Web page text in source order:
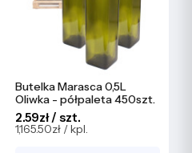
Butelka Marasca 0,5L
Oliwka - półpaleta 450szt.
2.59zł / szt.
1,165.50zł / kpl.